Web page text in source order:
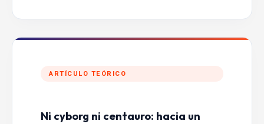
ARTÍCULO TEÓRICO
Ni cyborg ni centauro: hacia un